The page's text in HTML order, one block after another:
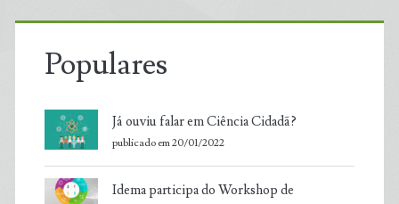
Populares
Já ouviu falar em Ciência Cidadã?
publicado em 20/01/2022
Idema participa do Workshop de